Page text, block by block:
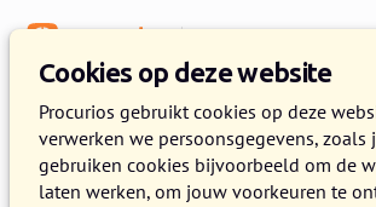
Cookies op deze website
Procurios gebruikt cookies op deze
verwerken we persoonsgegevens, zoals
gebruiken cookies bijvoorbeeld om de
laten werken, om jouw voorkeuren te
WEBLOG